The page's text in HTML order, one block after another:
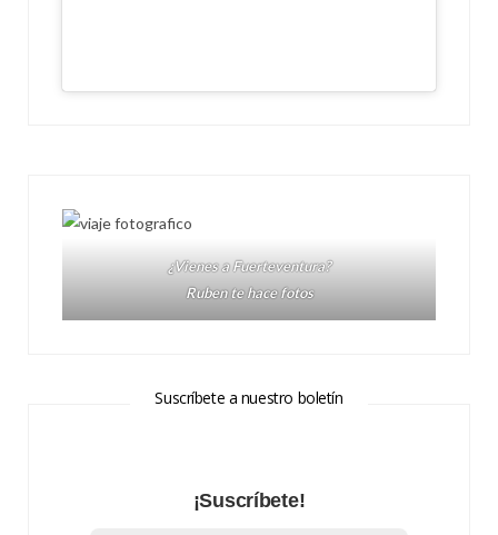
¿Vienes a Fuerteventura?
Ruben te hace fotos
Suscríbete a nuestro boletín
¡Suscríbete!